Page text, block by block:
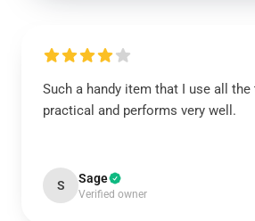
Such a handy item that I use all the
practical and performs very well.
S Sage
Verified owner